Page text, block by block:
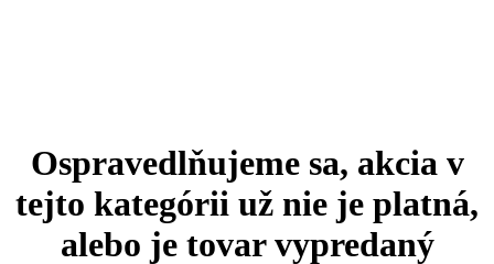
Ospravedlňujeme sa, akcia v
tejto kategórii už nie je platná,
alebo je tovar vypredaný